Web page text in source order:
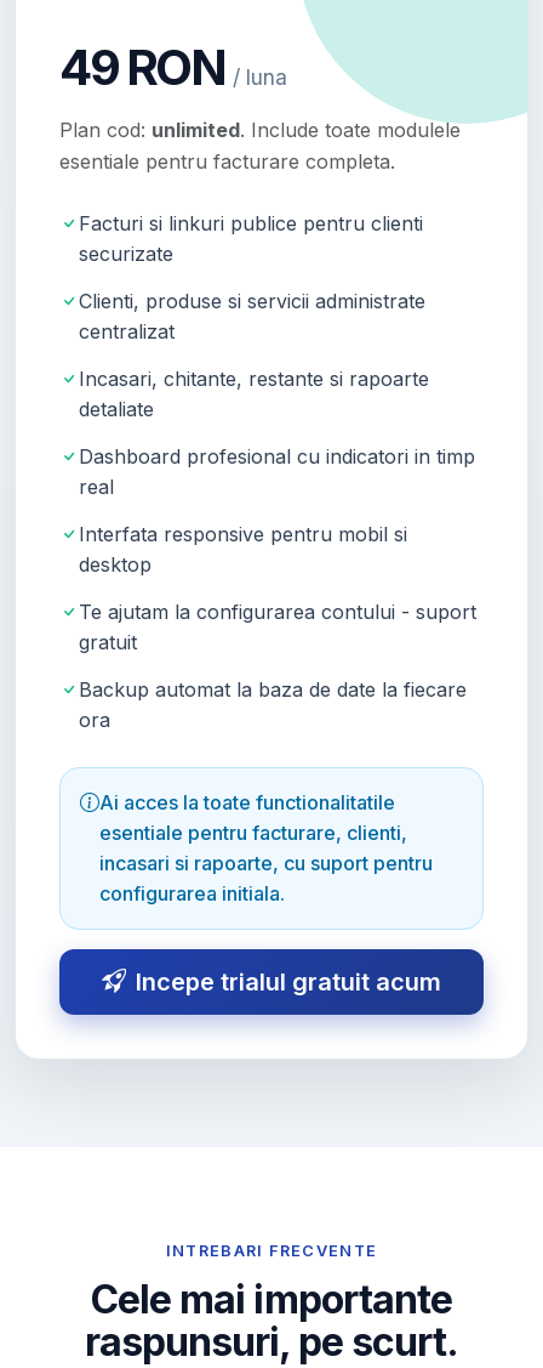
49 RON / luna
Plan cod: unlimited. Include toate modulele
esentiale pentru facturare completa.
Facturi si linkuri publice pentru clienti
securizate
Clienti, produse si servicii administrate
centralizat
Incasari, chitante, restante si rapoarte
detaliate
Dashboard profesional cu indicatori in timp
real
Interfata responsive pentru mobil si
desktop
Te ajutam la configurarea contului - suport
gratuit
Backup automat la baza de date la fiecare
ora
Ai acces la toate functionalitatile
esentiale pentru facturare, clienti,
incasari si rapoarte, cu suport pentru
configurarea initiala.
Incepe trialul gratuit acum
INTREBARI FRECVENTE
Cele mai importante
raspunsuri, pe scurt.